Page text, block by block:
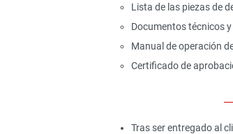
Lista de las piezas de
Documentos técnicos
Manual de operación
Certificado de
Tras ser entregado al